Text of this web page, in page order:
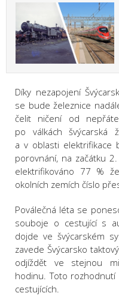
Díky nezapojení
se bude železnice
čelit ničení od
po válkách švýcarská
a v oblasti elektrifikace
porovnání, na začátku
elektrifikováno 77 %
okolních zemích číslo
Poválečná léta se
souboje o cestující s
dojde ve švýcarském
zavede Švýcarsko
odjíždět ve stejnou
hodinu. Toto rozhodnutí
cestujících.